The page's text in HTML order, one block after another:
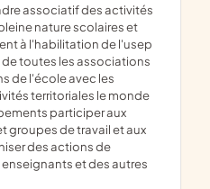
associatif des activités
nature scolaires et
à l'habilitation de l'usep
toutes les associations
de l'école avec les
territoriales le monde
participer aux
groupes de travail et aux
des actions de
et des autres